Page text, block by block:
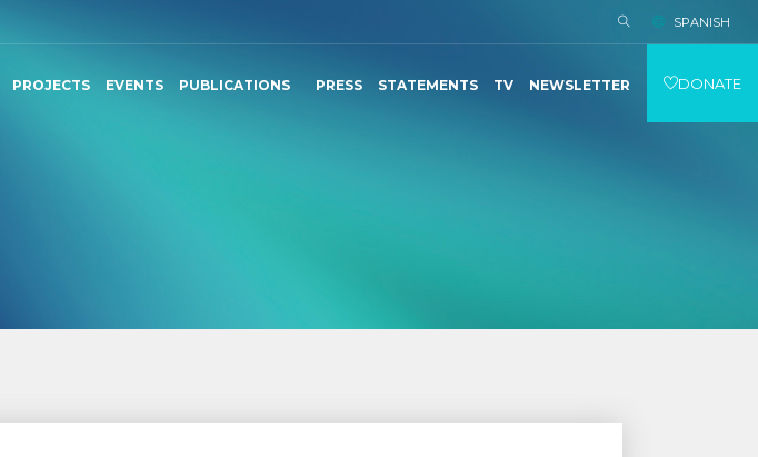
SPANISH
PROJECTS EVENTS PUBLICATIONS PRESS STATEMENTS TV NEWSLETTER DONATE